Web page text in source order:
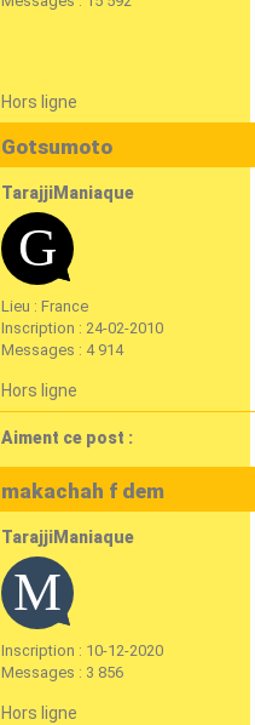
Hors ligne
Gotsumoto
TarajjiManiaque
Lieu : France
Inscription : 24-02-2010
Messages : 4 914
Hors ligne
Aiment ce post :
makachah f dem
TarajjiManiaque
Inscription : 10-12-2020
Messages : 3 856
Hors ligne